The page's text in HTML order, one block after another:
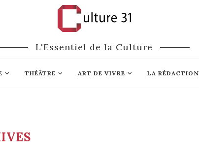
L'Essentiel de la Culture
THÉÂTRE ART DE VIVRE LA RÉDACTION